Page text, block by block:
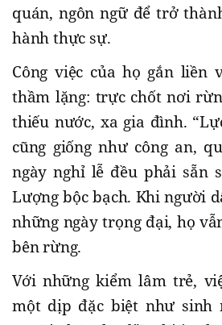
quán, ngôn ngữ để trở
hành thực sự.
Công việc của họ gắn liền
thầm lặng: trực chốt nơi
thiếu nước, xa gia đình.
cũng giống như công an,
ngày nghỉ lễ đều phải sẵn
Lượng bộc bạch. Khi người
những ngày trọng đại, họ
bên rừng.
Với những kiểm lâm trẻ,
một dịp đặc biệt như sinh